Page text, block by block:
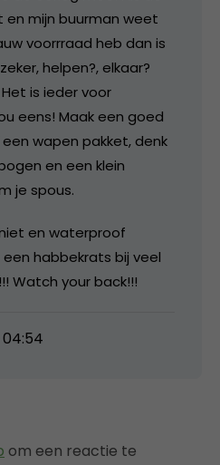
mijn buurman weet
voorrraad heb dan is
helpen?, elkaar?
is ieder voor
eens! Maak een goed
wapen pakket, denk
en een klein
je spous.
en waterproof
habbekrats bij veel
Watch your back!!!
om een reactie te